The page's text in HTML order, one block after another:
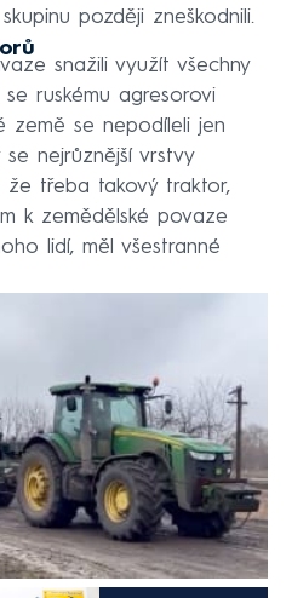
později zneškodnili.
snažili využít všechny
ruskému agresorovi
země se nepodíleli jen
nejrůznější vrstvy
že třeba takový traktor,
k zemědělské povaze
lidí, měl všestranné